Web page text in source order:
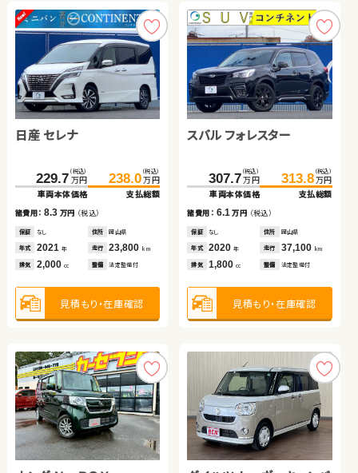
日産 セレナ
229.7 （税込）
万円
車両本体価格
238.0 （税込）
万円
支払総額
諸費用：8.3 万円 （税込）
保証 なし 住所 岡山県
年式 2021 年 走行 23,800 km
排気 2,000 cc 整備 法定整備付
見積もり・在庫確認
スバル フォレスター
307.7 （税込）
万円
車両本体価格
313.8 （税込）
万円
支払総額
諸費用： 6.1 万円 （税込）
保証 なし 住所 岡山県
年式 2020年 走行 37,100 km
排気 1,800cc 整備 法定整備付
見積もり・在庫確認
トヨタ アクア
59.9 （税込）
万円
車両本体価格
64.9 （税込）
万円
支払総額
諸費用：5.0 万円 （税込）
保証 なし 住所 徳島県
年式 2012 年 走行 89,800 km
排気 1,500 cc 整備 法定整備付
見積もり・在庫確認
スズキ アルト ＨＢ
65.2万円
車両本体価格
諸費用：10.7万円 （税込）
保証 あり 住所 岩手県
排気 660 整備 法定整備付
ホンダ フリード ハイブリ
171.0 （税込）
万円
車両本体価格
179.9 （税込）
万円
支払総額
諸費用：8.9 万円 （税込）
保証 あり 住所 長野県
年式 2022 年 走行 38,400 km
排気 1,500 cc 整備 法定整備付
見積もり・在庫確認
ホンダ フリード
143.8 （税込）
万円
車両本体価格
159.9 （税込）
万円
支払総額
諸費用： 16.1万円（税込）
保証 あり 住所 岩手県
年式 2016年 走行 93,000 km
排気 1,500cc 整備 法定整備付
見積もり・在庫確認